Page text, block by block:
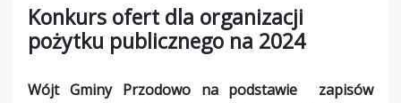
Konkurs ofert dla organizacji
pożytku publicznego na 2024
Wójt Gminy Przodowo na podstawie zapisów